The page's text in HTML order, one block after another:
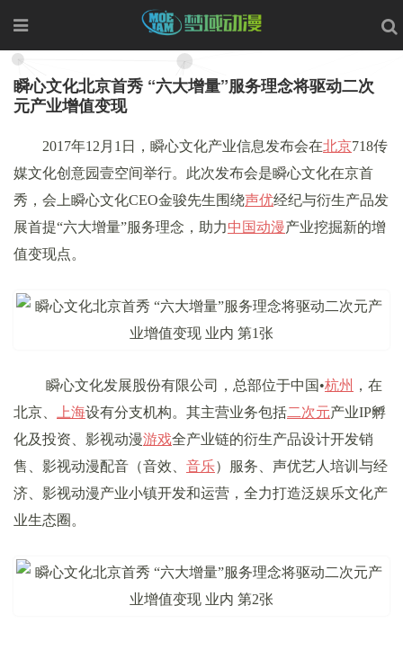
瞬心文化北京首秀 “六大增量”服务理念将驱动二次
元产业增值变现
2017年12月1日，瞬心文化产业信息发布会在北京718传
媒文化创意园壹空间举行。此次发布会是瞬心文化在京首
秀，会上瞬心文化CEO金骏先生围绕声优经纪与衍生产品发
展首提“六大增量”服务理念，助力中国动漫产业挖掘新的增
值变现点。
瞬心文化发展股份有限公司，总部位于中国•杭州 ，在
北京、
上海设有分支机构。其主营业务包括二次元产业IP孵
化及投资、影视动漫游戏全产业链的衍生产品设计开发销
售、影视动漫配音（音效、 音乐）服务、声优艺人培训与经
济、影视动漫产业小镇开发和运营，全力打造泛娱乐文化产
业生态圈。